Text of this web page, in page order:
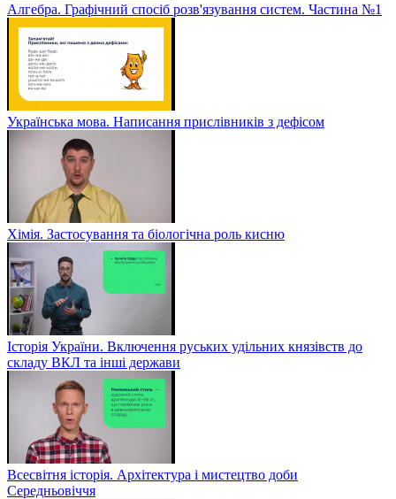
Алгебра. Графічний спосіб розв'язування систем. Частина №1
Українська мова. Написання прислівників з дефісом
Хімія. Застосування та біологічна роль кисню
Історія України. Включення руських удільних князівств до
складу ВКЛ та інші держави
Всесвітня історія. Архітектура і мистецтво доби
Середньовіччя